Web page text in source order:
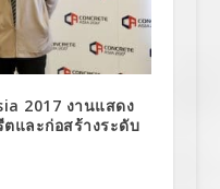
2017 งานแสดง
และก่อสร้างระดับ